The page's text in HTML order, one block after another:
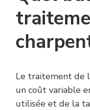
Le traitement de
un coût variable
utilisée et de la